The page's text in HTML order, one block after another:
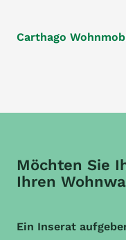
Carthago
Möchten Sie
Ihren
Ein Inserat